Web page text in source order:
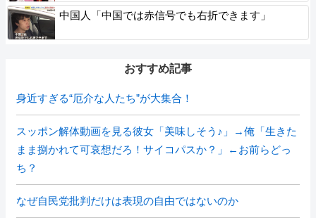
中国人「中国では赤信号でも右折できます」
おすすめ記事
身近すぎる“厄介な人たち”が大集合！
スッポン解体動画を見る彼女「美味しそう♪」→俺「生きた
まま捌かれて可哀想だろ！サイコパスか？」←お前らどっ
ち？
なぜ自民党批判だけは表現の自由ではないのか